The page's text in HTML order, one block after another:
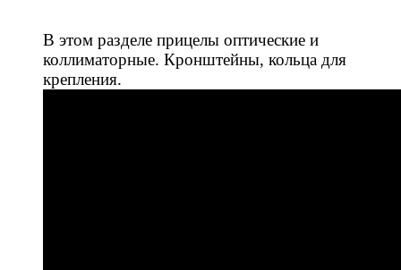
В этом разделе прицелы оптические и
коллиматорные. Кронштейны, кольца для
крепления.